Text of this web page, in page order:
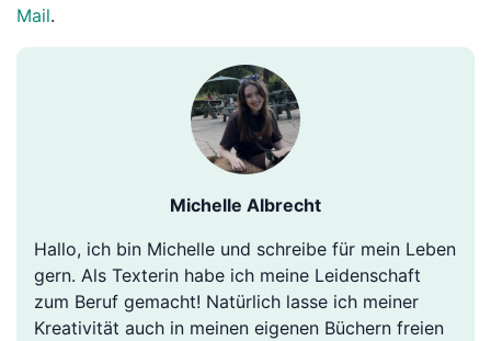
Mail.
Michelle Albrecht
Hallo, ich bin Michelle und schreibe für mein Leben
gern. Als Texterin habe ich meine Leidenschaft
zum Beruf gemacht! Natürlich lasse ich meiner
Kreativität auch in meinen eigenen Büchern freien